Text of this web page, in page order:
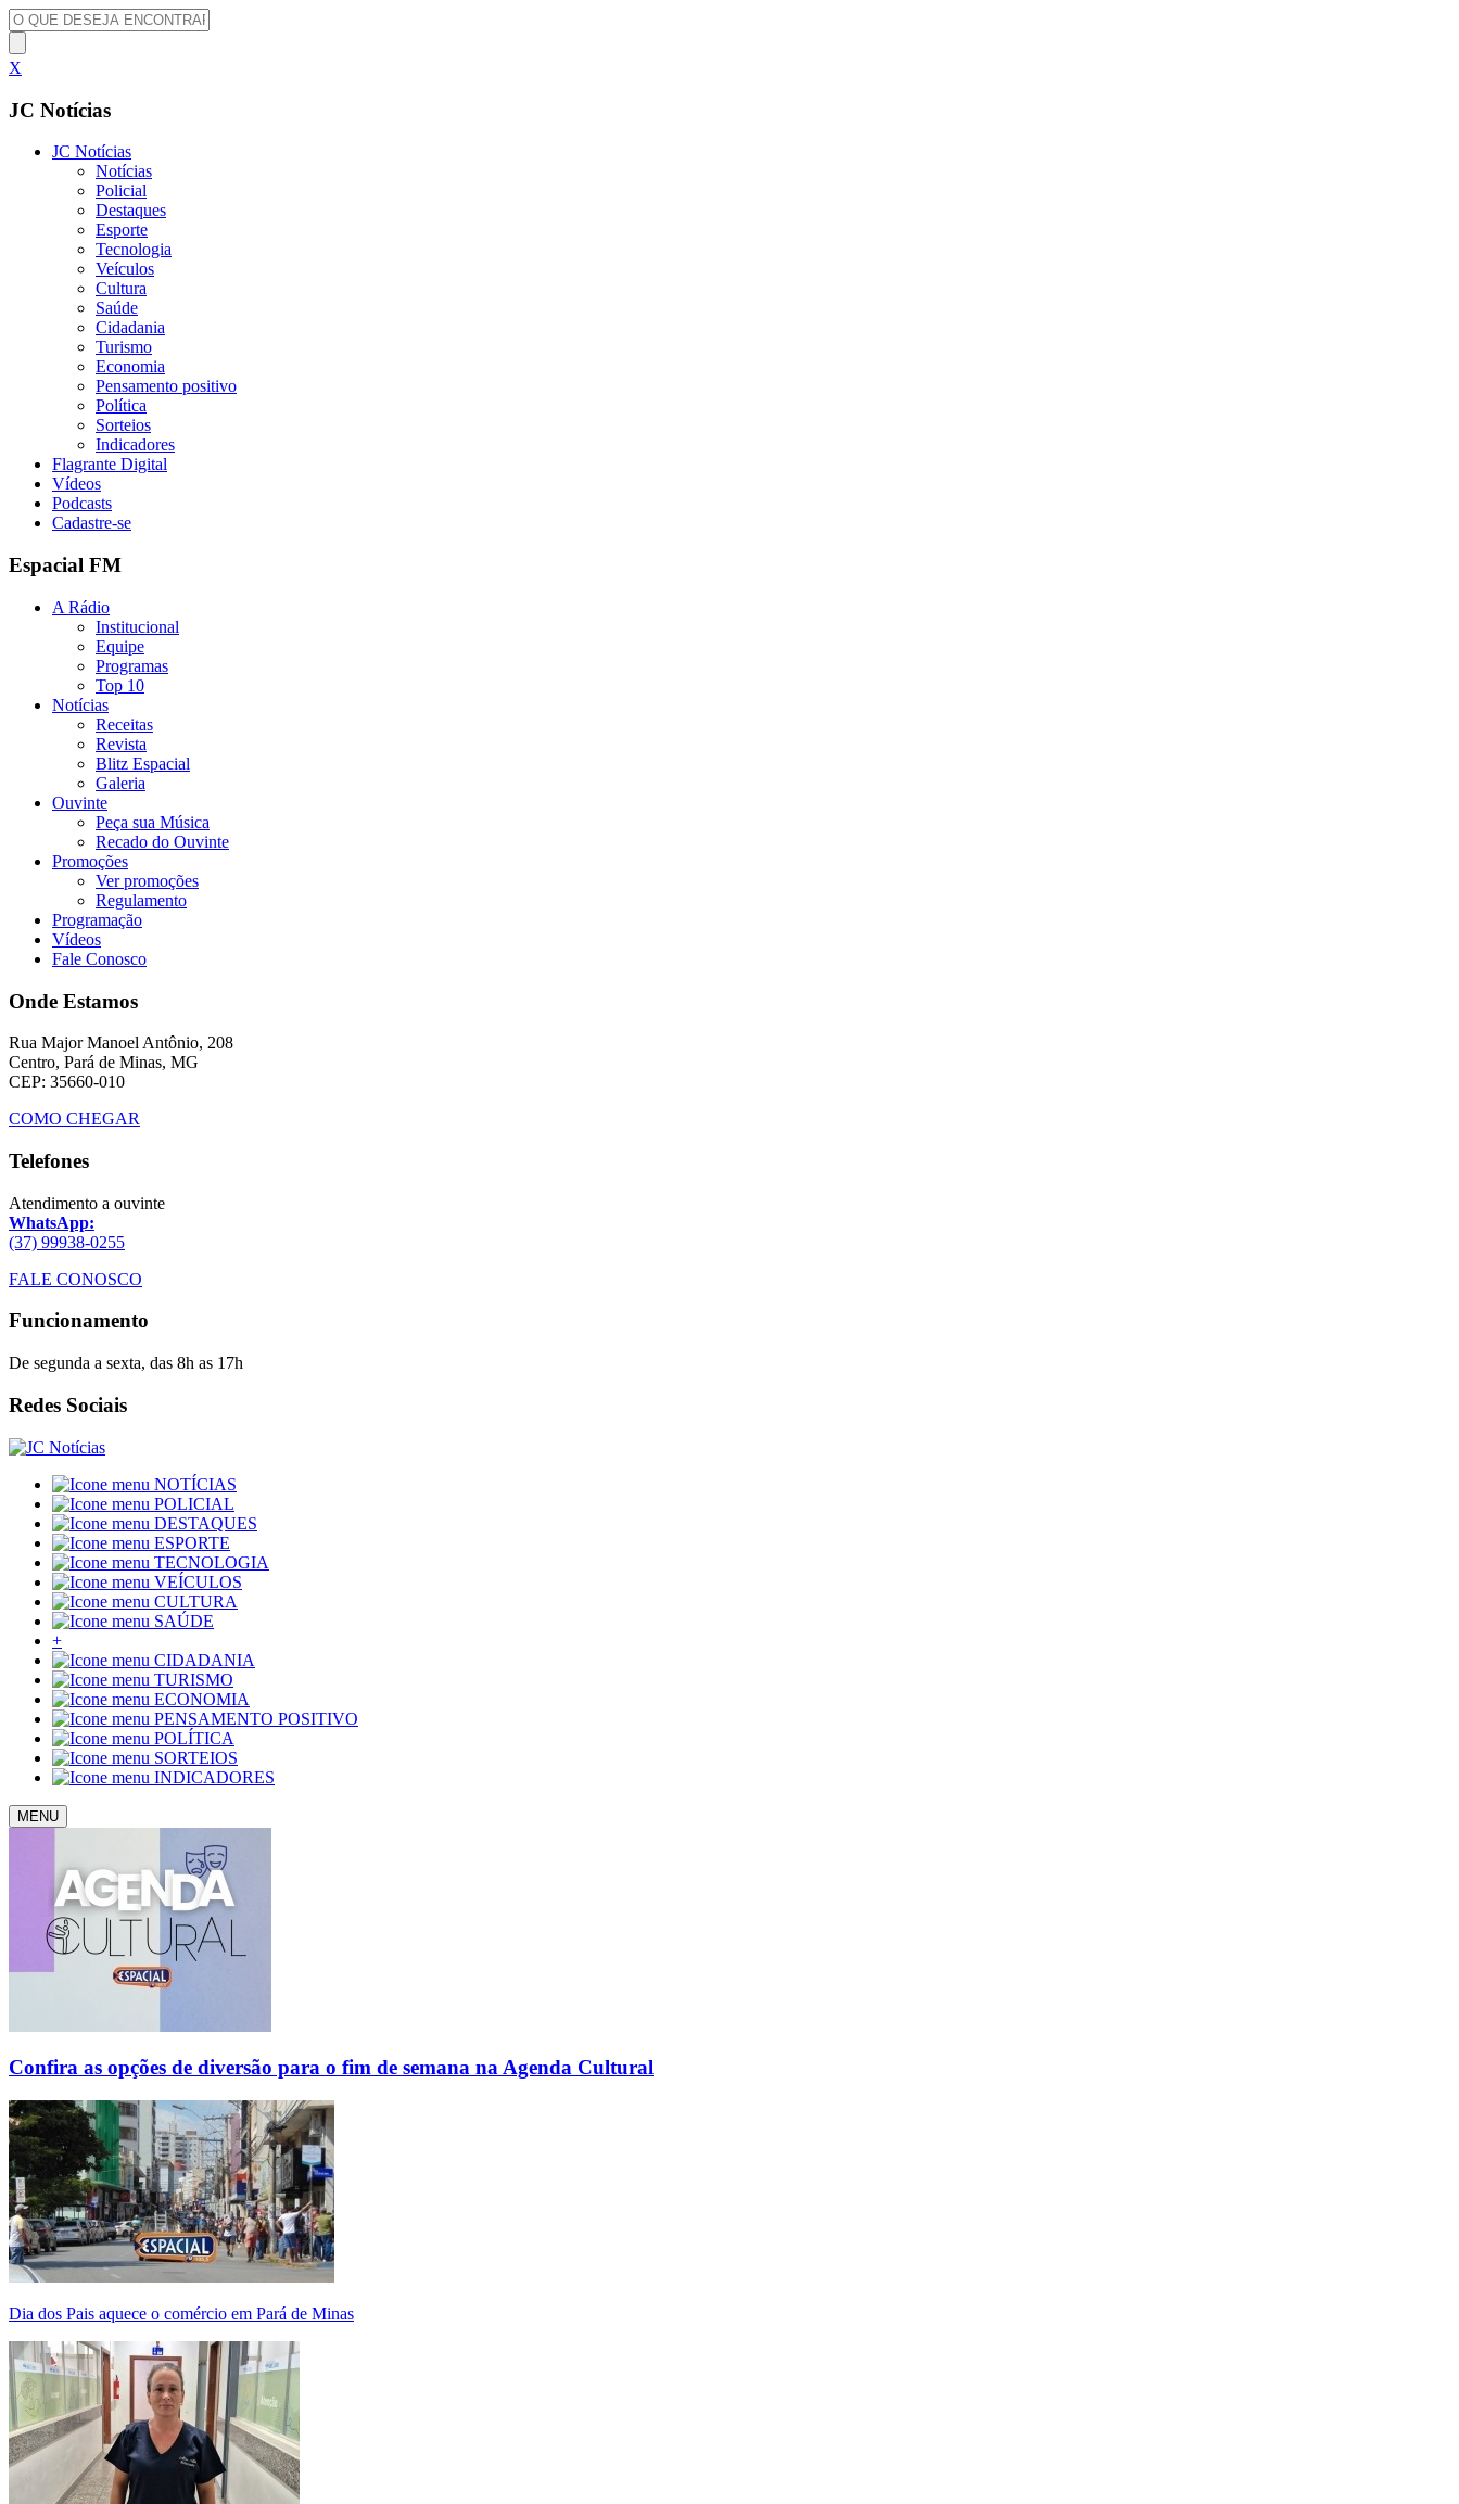
X
JC Notícias
JC Notícias
Notícias
Policial
Destaques
Esporte
Tecnologia
Veículos
Cultura
Saúde
Cidadania
Turismo
Economia
Pensamento positivo
Política
Sorteios
Indicadores
Flagrante Digital
Vídeos
Podcasts
Cadastre-se
Espacial FM
A Rádio
Institucional
Equipe
Programas
Top 10
Notícias
Receitas
Revista
Blitz Espacial
Galeria
Ouvinte
Peça sua Música
Recado do Ouvinte
Promoções
Ver promoções
Regulamento
Programação
Vídeos
Fale Conosco
Onde Estamos
Rua Major Manoel Antônio, 208
Centro, Pará de Minas, MG
CEP: 35660-010
COMO CHEGAR
Telefones
Atendimento a ouvinte
WhatsApp:
(37) 99938-0255
FALE CONOSCO
Funcionamento
De segunda a sexta, das 8h as 17h
Redes Sociais
NOTÍCIAS
POLICIAL
DESTAQUES
ESPORTE
TECNOLOGIA
VEÍCULOS
CULTURA
SAÚDE
+
CIDADANIA
TURISMO
ECONOMIA
PENSAMENTO POSITIVO
POLÍTICA
SORTEIOS
INDICADORES
MENU
Confira as opções de diversão para o fim de semana na Agenda Cultural
Dia dos Pais aquece o comércio em Pará de Minas